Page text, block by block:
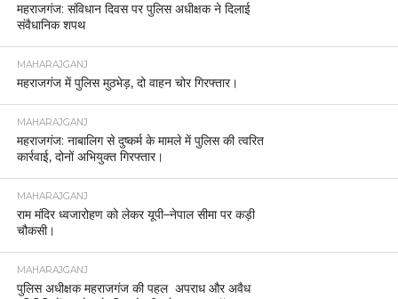
महराजगंज: संविधान दिवस पर पुलिस अधीक्षक ने दिलाई
संवैधानिक शपथ
MAHARAJGANJ
महराजगंज में पुलिस मुठभेड़, दो वाहन चोर गिरफ्तार।
MAHARAJGANJ
महराजगंज: नाबालिग से दुष्कर्म के मामले में पुलिस की त्वरित
कार्रवाई, दोनों अभियुक्त गिरफ्तार।
MAHARAJGANJ
राम मंदिर ध्वजारोहण को लेकर यूपी–नेपाल सीमा पर कड़ी
चौकसी।
MAHARAJGANJ
पुलिस अधीक्षक महराजगंज की पहल अपराध और अवैध